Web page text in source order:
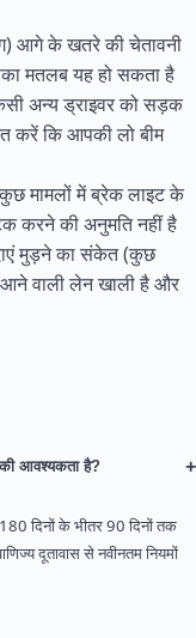
आगे के खतरे की चेतावनी
मतलब यह हो सकता है
अन्य ड्राइवर को सड़क
करें कि आपकी लो बीम
मामलों में ब्रेक लाइट के
करने की अनुमति नहीं है
मुड़ने का संकेत (कुछ
वाली लेन खाली है और
आवश्यकता है? +
दिनों के भीतर 90 दिनों तक
दूतावास से नवीनतम नियमों